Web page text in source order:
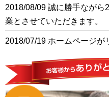
2018/08/09 誠に勝手なが
業とさせていただきます。
2018/07/19 ホームページが